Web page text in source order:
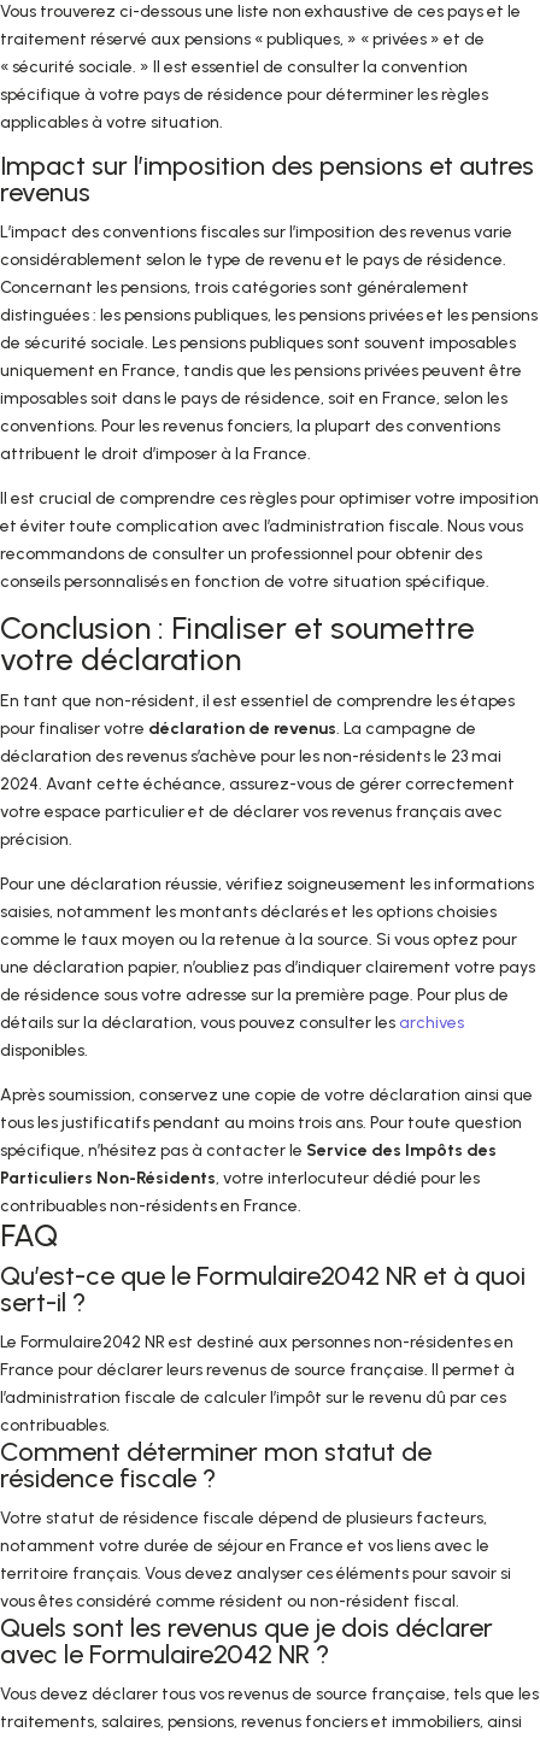
Vous trouverez ci-dessous une liste non exhaustive de ces pays et le
traitement réservé aux pensions « publiques, » « privées » et de
« sécurité sociale. » Il est essentiel de consulter la convention
spécifique à votre pays de résidence pour déterminer les règles
applicables à votre situation.
Impact sur l’imposition des pensions et autres
revenus
L’impact des conventions fiscales sur l’imposition des revenus varie
considérablement selon le type de revenu et le pays de résidence.
Concernant les pensions, trois catégories sont généralement
distinguées : les pensions publiques, les pensions privées et les pensions
de sécurité sociale. Les pensions publiques sont souvent imposables
uniquement en France, tandis que les pensions privées peuvent être
imposables soit dans le pays de résidence, soit en France, selon les
conventions. Pour les revenus fonciers, la plupart des conventions
attribuent le droit d’imposer à la France.
Il est crucial de comprendre ces règles pour optimiser votre imposition
et éviter toute complication avec l’administration fiscale. Nous vous
recommandons de consulter un professionnel pour obtenir des
conseils personnalisés en fonction de votre situation spécifique.
Conclusion : Finaliser et soumettre
votre déclaration
En tant que non-résident, il est essentiel de comprendre les étapes
pour finaliser votre déclaration de revenus. La campagne de
déclaration des revenus s’achève pour les non-résidents le 23 mai
2024. Avant cette échéance, assurez-vous de gérer correctement
votre espace particulier et de déclarer vos revenus français avec
précision.
Pour une déclaration réussie, vérifiez soigneusement les informations
saisies, notamment les montants déclarés et les options choisies
comme le taux moyen ou la retenue à la source. Si vous optez pour
une déclaration papier, n’oubliez pas d’indiquer clairement votre pays
de résidence sous votre adresse sur la première page. Pour plus de
détails sur la déclaration, vous pouvez consulter les archives
disponibles.
Après soumission, conservez une copie de votre déclaration ainsi que
tous les justificatifs pendant au moins trois ans. Pour toute question
spécifique, n’hésitez pas à contacter le Service des Impôts des
Particuliers Non-Résidents, votre interlocuteur dédié pour les
contribuables non-résidents en France.
FAQ
Qu’est-ce que le Formulaire2042 NR et à quoi
sert-il ?
Le Formulaire2042 NR est destiné aux personnes non-résidentes en
France pour déclarer leurs revenus de source française. Il permet à
l’administration fiscale de calculer l’impôt sur le revenu dû par ces
contribuables.
Comment déterminer mon statut de
résidence fiscale ?
Votre statut de résidence fiscale dépend de plusieurs facteurs,
notamment votre durée de séjour en France et vos liens avec le
territoire français. Vous devez analyser ces éléments pour savoir si
vous êtes considéré comme résident ou non-résident fiscal.
Quels sont les revenus que je dois déclarer
avec le Formulaire2042 NR ?
Vous devez déclarer tous vos revenus de source française, tels que les
traitements, salaires, pensions, revenus fonciers et immobiliers, ainsi